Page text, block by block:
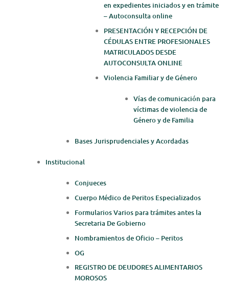
en expedientes iniciados y en trámite
– Autoconsulta online
PRESENTACIÓN Y RECEPCIÓN DE
CÉDULAS ENTRE PROFESIONALES
MATRICULADOS DESDE
AUTOCONSULTA ONLINE
Violencia Familiar y de Género
Vías de comunicación para
víctimas de violencia de
Género y de Familia
Bases Jurisprudenciales y Acordadas
Institucional
Conjueces
Cuerpo Médico de Peritos Especializados
Formularios Varios para trámites antes la
Secretaria De Gobierno
Nombramientos de Oficio – Peritos
OG
REGISTRO DE DEUDORES ALIMENTARIOS
MOROSOS